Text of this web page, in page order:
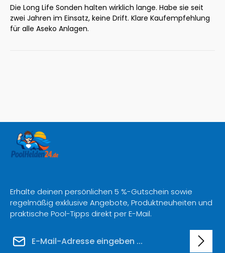
Die Long Life Sonden halten wirklich lange. Habe sie seit
zwei Jahren im Einsatz, keine Drift. Klare Kaufempfehlung
für alle Aseko Anlagen.
Erhalte deinen persönlichen 5 %-Gutschein sowie
regelmäßig exklusive Angebote, Produktneuheiten und
praktische Pool-Tipps direkt per E-Mail.